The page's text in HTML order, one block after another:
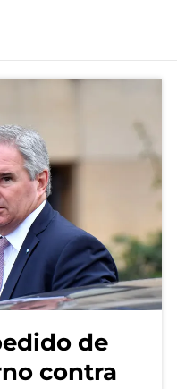
de
contra